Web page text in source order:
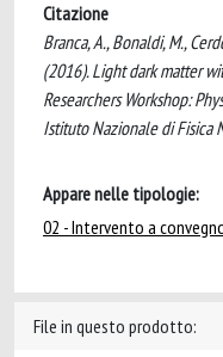
Citazione
Branca, A., Bonaldi, M.,
(2016). Light dark matter
Researchers Workshop:
Istituto Nazionale di Fisica
Appare nelle tipologie:
02 - Intervento a
File in questo prodotto: